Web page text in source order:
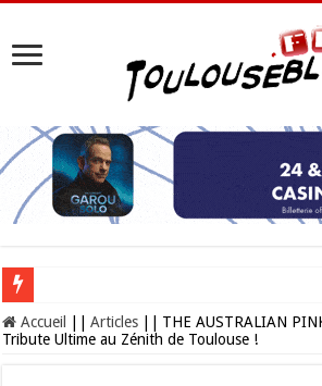
Les Nocturnes de la Cité de l’espace 2026 :
Accueil Articles
THE AUSTRALIAN
Tribute Ultime au Zénith de Toulouse !